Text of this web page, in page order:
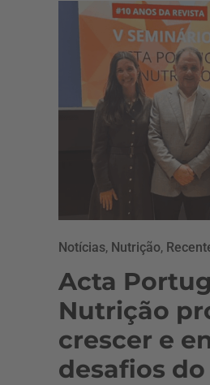
Notícias, Nutrição,
Acta
Nutrição
crescer e
desafios